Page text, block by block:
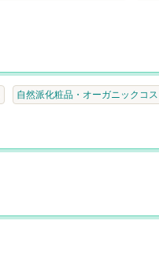
自然派化粧品・オーガニックコス